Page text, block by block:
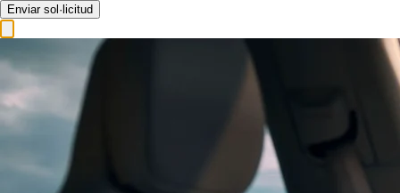
Enviar sol·licitud